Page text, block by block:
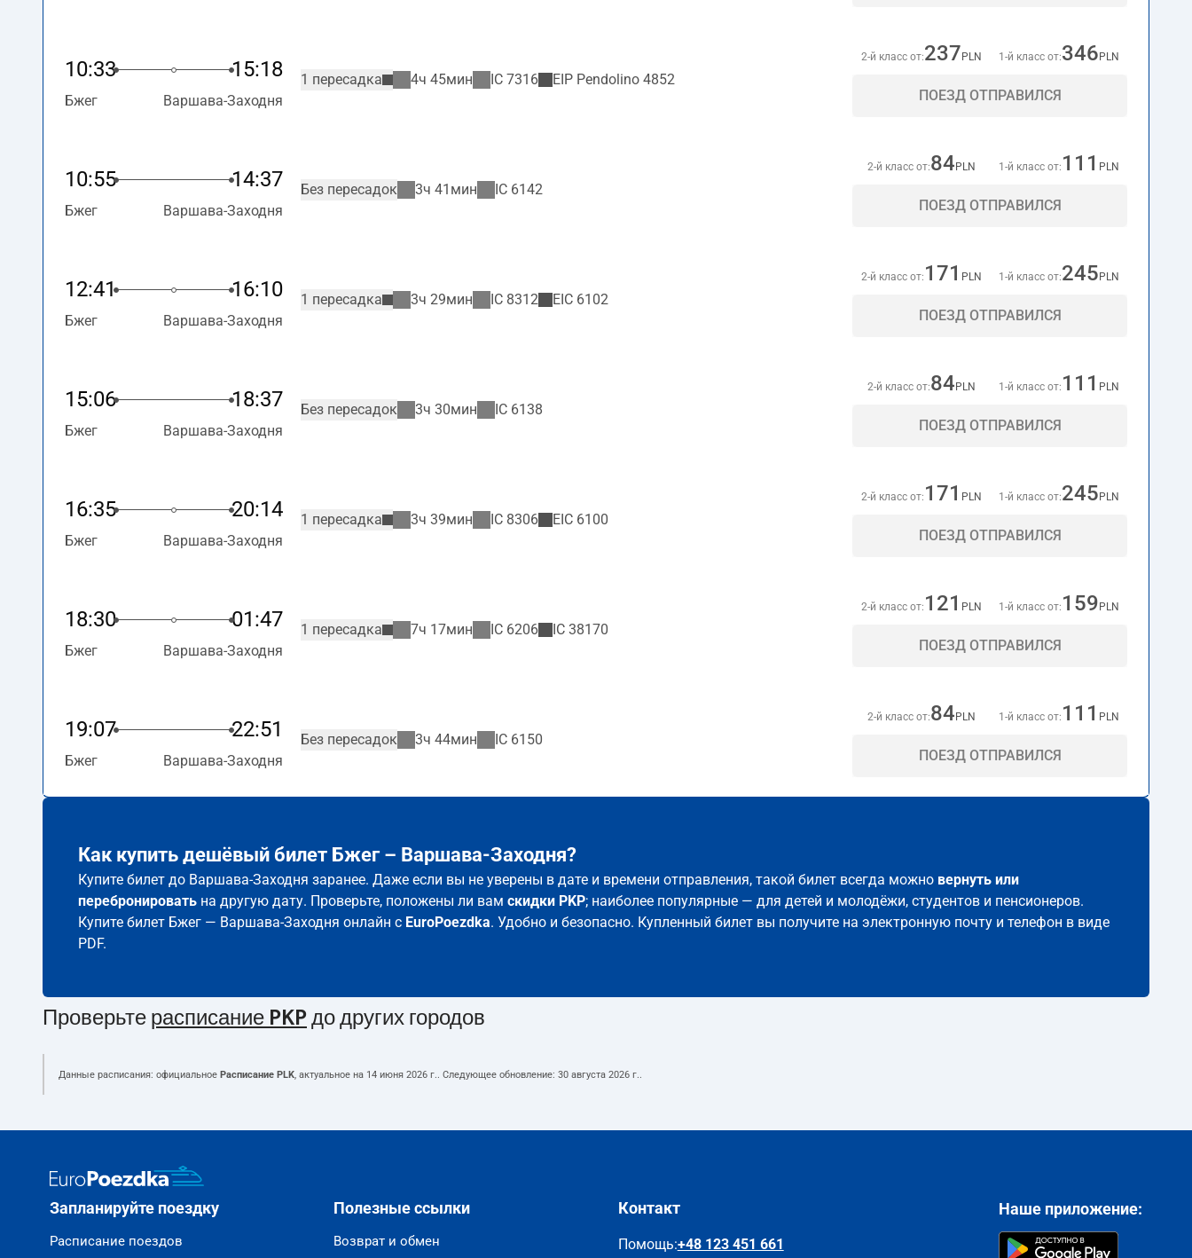
10:33 15:18
Бжег Варшава-Заходня
1 пересадка 4ч 45мин IC 7316 EIP Pendolino 4852
2-й класс от:237 PLN 1-й класс от:346 PLN
ПОЕЗД ОТПРАВИЛСЯ
10:55 14:37
Бжег Варшава-Заходня
Без пересадок 3ч 41мин IC 6142
2-й класс от:84 PLN 1-й класс от: 111 PLN
ПОЕЗД ОТПРАВИЛСЯ
12:41 16:10
Бжег Варшава-Заходня
1 пересадка 3ч 29мин IC 8312 EIC 6102
2-й класс от: 171 PLN 1-й класс от:245 PLN
ПОЕЗД ОТПРАВИЛСЯ
15:06 18:37
Бжег Варшава-Заходня
Без пересадок 3ч 30мин IC 6138
2-й класс от:84 PLN 1-й класс от: 111 PLN
ПОЕЗД ОТПРАВИЛСЯ
16:35 20:14
Бжег Варшава-Заходня
1 пересадка 3ч 39мин IC 8306 EIC 6100
2-й класс от: 171 PLN 1-й класс от:245 PLN
ПОЕЗД ОТПРАВИЛСЯ
18:30 01:47
Бжег Варшава-Заходня
1 пересадка 7ч 17мин IC 6206 IC 38170
2-й класс от: 121 PLN 1-й класс от: 159 PLN
ПОЕЗД ОТПРАВИЛСЯ
19:07 22:51
Бжег Варшава-Заходня
Без пересадок 3ч 44мин IC 6150
2-й класс от:84 PLN 1-й класс от: 111 PLN
ПОЕЗД ОТПРАВИЛСЯ
Как купить дешёвый билет Бжег – Варшава-Заходня?
Купите билет до Варшава-Заходня заранее. Даже если вы не уверены в дате и времени отправления, такой билет всегда можно вернуть или
перебронировать на другую дату. Проверьте, положены ли вам скидки PKP; наиболее популярные — для детей и молодёжи, студентов и пенсионеров.
Купите билет Бжег — Варшава-Заходня онлайн с EuroPoezdka. Удобно и безопасно. Купленный билет вы получите на электронную почту и телефон в виде
PDF.
Проверьте расписание PKP до других городов
Данные расписания: официальное Расписание PLK, актуальное на 14 июня 2026 г.. Следующее обновление: 30 августа 2026 г..
Запланируйте поездку
Расписание поездов
Полезные ссылки
Возврат и обмен
Контакт
Помощь:+48 123 451 661
Наше приложение: